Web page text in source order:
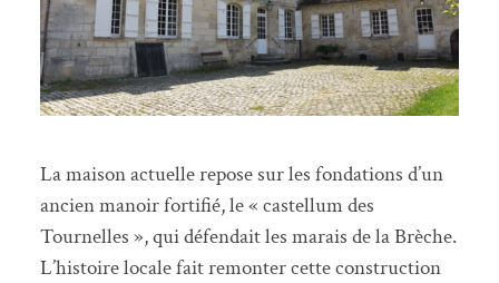
La maison actuelle repose sur les fondations d’un
ancien manoir fortifié, le « castellum des
Tournelles », qui défendait les marais de la Brèche.
L’histoire locale fait remonter cette construction